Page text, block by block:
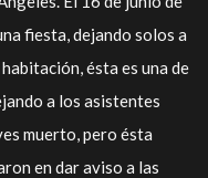
fiesta, dejando solos a
ésta es una de
a los asistentes
muerto, pero ésta
en dar aviso a las